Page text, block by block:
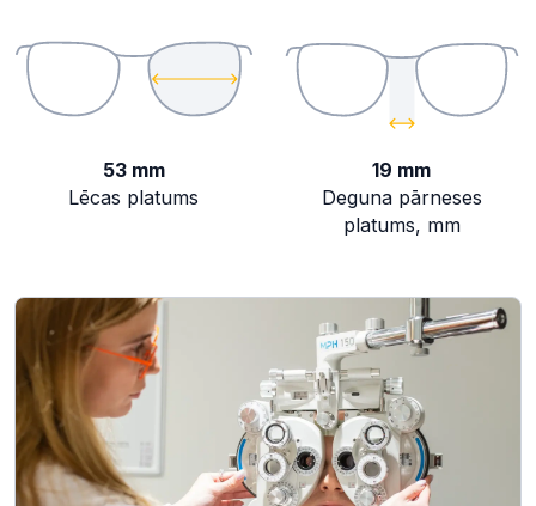
53 mm
Lēcas platums
19 mm
Deguna pārneses
platums, mm